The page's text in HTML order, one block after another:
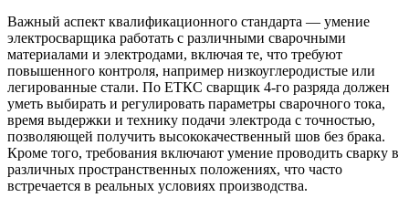
Важный аспект квалификационного стандарта — умение
электросварщика работать с различными сварочными
материалами и электродами, включая те, что требуют
повышенного контроля, например низкоуглеродистые или
легированные стали. По ЕТКС сварщик 4-го разряда должен
уметь выбирать и регулировать параметры сварочного тока,
время выдержки и технику подачи электрода с точностью,
позволяющей получить высококачественный шов без брака.
Кроме того, требования включают умение проводить сварку в
различных пространственных положениях, что часто
встречается в реальных условиях производства.